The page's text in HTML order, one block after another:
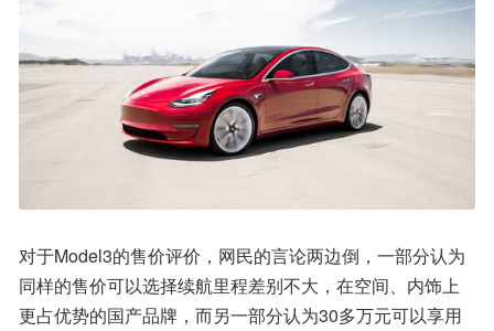
对于Model3的售价评价，网民的言论两边倒，一部分认为
同样的售价可以选择续航里程差别不大，在空间、内饰上
更占优势的国产品牌，而另一部分认为30多万元可以享用